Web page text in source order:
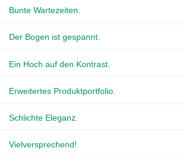
Bunte Wartezeiten.
Der Bogen ist gespannt.
Ein Hoch auf den Kontrast.
Erweitertes Produktportfolio.
Schlichte Eleganz.
Vielversprechend!